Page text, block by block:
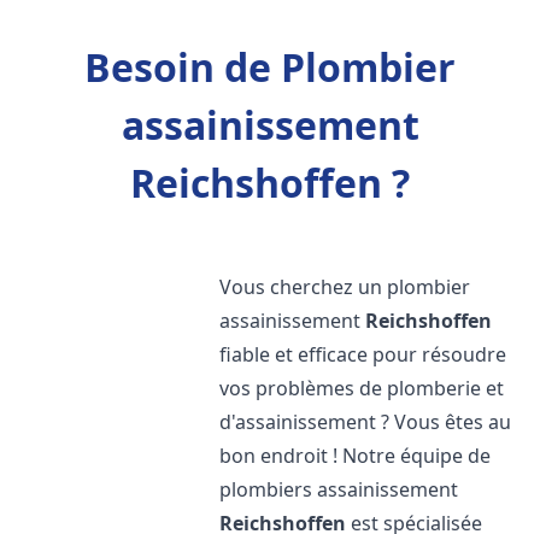
Besoin de Plombier
assainissement
Reichshoffen ?
Vous cherchez un plombier
assainissement Reichshoffen
fiable et efficace pour résoudre
vos problèmes de plomberie et
d'assainissement ? Vous êtes au
bon endroit ! Notre équipe de
plombiers assainissement
Reichshoffen est spécialisée